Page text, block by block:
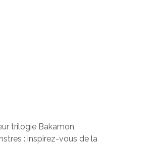
trilogie Bakamon,
: inspirez-vous de la